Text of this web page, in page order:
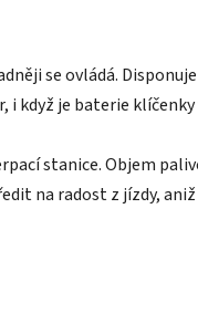
se ovládá.
když je baterie klíčenky
stanice. Objem
na radost z jízdy,